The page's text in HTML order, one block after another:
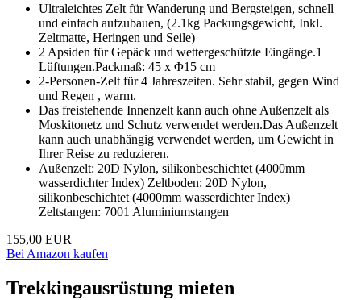
Ultraleichtes Zelt für Wanderung und Bergsteigen, schnell
und einfach aufzubauen, (2.1kg Packungsgewicht, Inkl.
Zeltmatte, Heringen und Seile)
2 Apsiden für Gepäck und wettergeschützte Eingänge.1
Lüftungen.Packmaß: 45 x Φ15 cm
2-Personen-Zelt für 4 Jahreszeiten. Sehr stabil, gegen Wind
und Regen , warm.
Das freistehende Innenzelt kann auch ohne Außenzelt als
Moskitonetz und Schutz verwendet werden.Das Außenzelt
kann auch unabhängig verwendet werden, um Gewicht in
Ihrer Reise zu reduzieren.
Außenzelt: 20D Nylon, silikonbeschichtet (4000mm
wasserdichter Index) Zeltboden: 20D Nylon,
silikonbeschichtet (4000mm wasserdichter Index)
Zeltstangen: 7001 Aluminiumstangen
155,00 EUR
Bei Amazon kaufen
Trekkingausrüstung mieten